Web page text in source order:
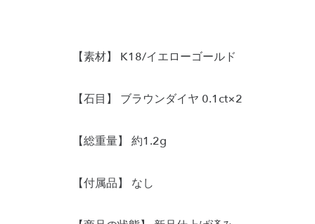
【素材】 K18/イエローゴールド
【石目】 ブラウンダイヤ 0.1ct×2
【総重量】 約1.2g
【付属品】 なし